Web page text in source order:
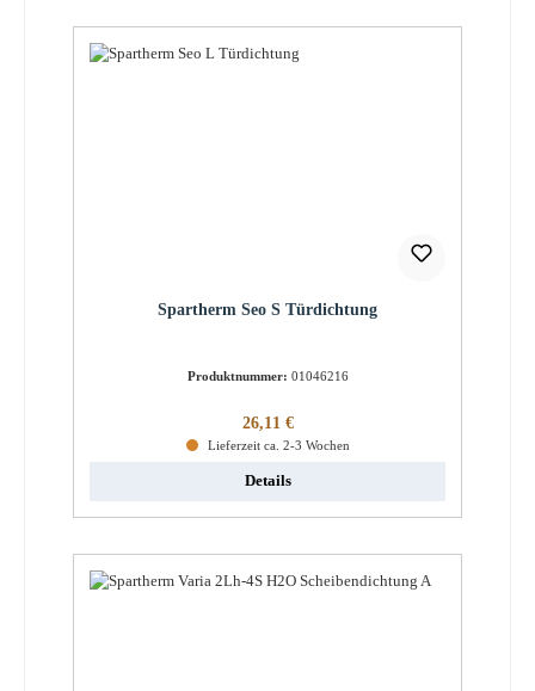
Spartherm Seo S Türdichtung
Produktnummer: 01046216
Regulärer Preis:
26,11 €
Lieferzeit ca. 2-3 Wochen
Details